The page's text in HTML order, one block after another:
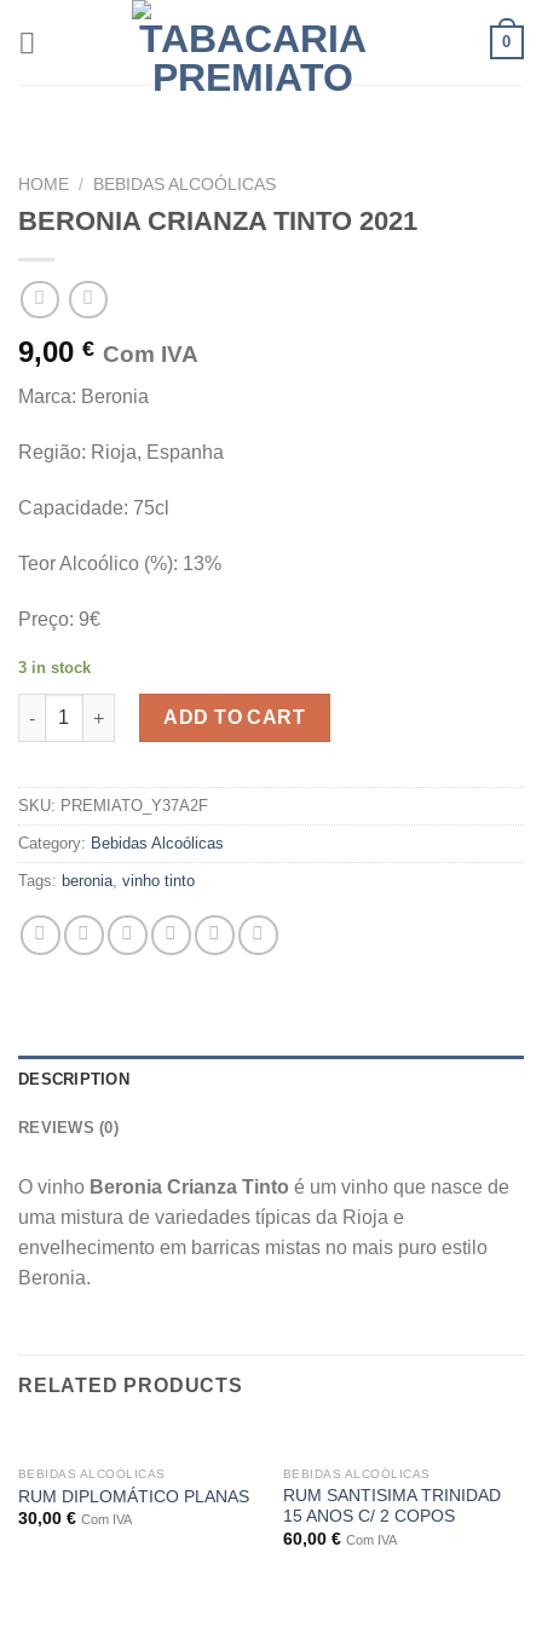
0
HOME / BEBIDAS ALCOÓLICAS
BERONIA CRIANZA TINTO 2021
9,00 € Com IVA
Marca: Beronia
Região: Rioja, Espanha
Capacidade: 75cl
Teor Alcoólico (%): 13%
Preço: 9€
3 in stock
BERONIA CRIANZA TINTO 2021 quantity
ADD TO CART
SKU: PREMIATO_Y37A2F
Category: Bebidas Alcoólicas
Tags: beronia, vinho tinto
DESCRIPTION
REVIEWS (0)
O vinho Beronia Crianza Tinto é um vinho que nasce de
uma mistura de variedades típicas da Rioja e
envelhecimento em barricas mistas no mais puro estilo
Beronia.
RELATED PRODUCTS
BEBIDAS ALCOÓLICAS
RUM DIPLOMÁTICO PLANAS
30,00 € Com IVA
OUT OF STOCK
BEBIDAS ALCOÓLICAS
RUM SANTISIMA TRINIDAD
15 ANOS C/ 2 COPOS
60,00 € Com IVA